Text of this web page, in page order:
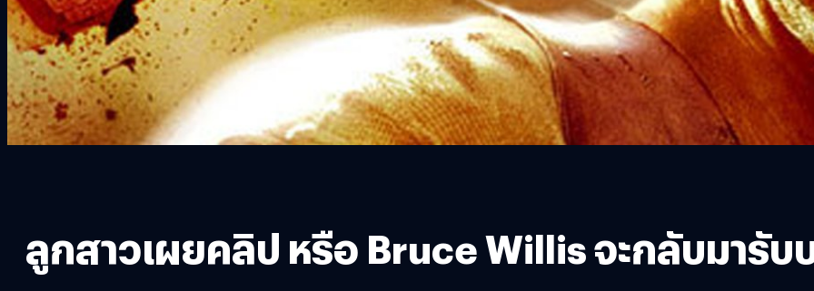
ลูกสาวเผยคลิป หรือ Bruce Willis จะกลับมารับ